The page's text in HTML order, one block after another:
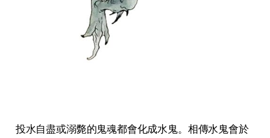
投水自盡或溺斃的鬼魂都會化成水鬼。相傳水鬼會於